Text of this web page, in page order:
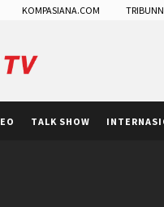
KOMPASIANA.COM
TALK SHOW